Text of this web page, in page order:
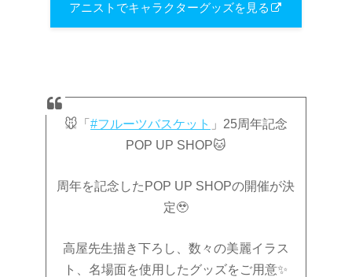
アニストでキャラクターグッズを見る
🐭「 #フルーツバスケット 」25周年記念
POP UP SHOP🐱
周年を記念したPOP UP SHOPの開催が決
定🥹
高屋先生描き下ろし、数々の美麗イラス
ト、名場面を使用したグッズをご用意✨